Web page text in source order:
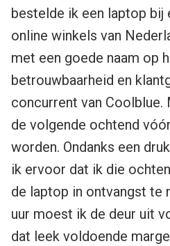
bestelde ik een laptop bij
online winkels van
met een goede naam op
betrouwbaarheid en
concurrent van Coolblue.
de volgende ochtend
worden. Ondanks een
ik ervoor dat ik die
de laptop in ontvangst te
uur moest ik de deur uit
dat leek voldoende